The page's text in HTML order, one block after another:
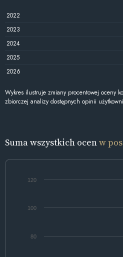
2022
2023
2024
2025
2026
Wykres ilustruje zmiany procentowej oceny
zbiorczej analizy dostępnych opinii
Suma wszystkich ocenw
80
100
120